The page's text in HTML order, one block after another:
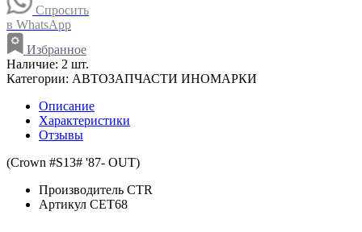
Спросить
в WhatsApp
Избранное
Наличие: 2 шт.
Категории: АВТОЗАПЧАСТИ ИНОМАРКИ
Описание
Характеристики
Отзывы
(Crown #S13# '87- OUT)
Производитель CTR
Артикул CET68